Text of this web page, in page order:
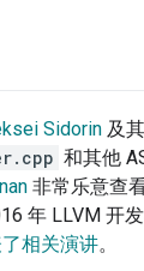
Sidorin 及
和其他
非常乐意查
年 LLVM 开
相关演讲。